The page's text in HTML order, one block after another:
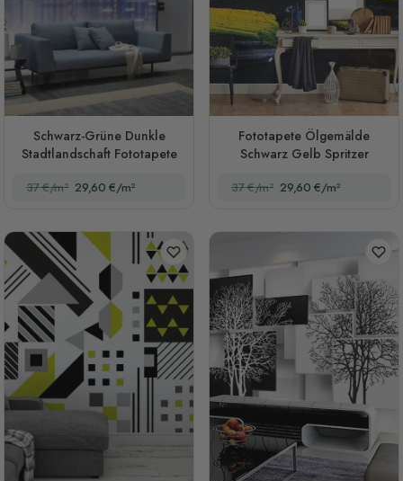
Schwarz-Grüne Dunkle
Stadtlandschaft Fototapete
37 €/m² 29,60 €/m²
Fototapete Ölgemälde
Schwarz Gelb Spritzer
37 €/m² 29,60 €/m²